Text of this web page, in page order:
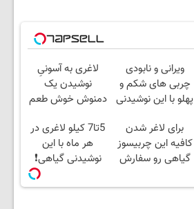
ویرانی و نابودی
چربی های شکم و
پهلو با این نوشیدنی
لاغری به آسونیِ
نوشیدن یک
دمنوش خوش طعم
برای لاغر شدن
کافیه این چربیسوز
گیاهی رو سفارش
امشب)
5تا7 کیلو لاغری در
هر ماه با این
نوشیدنی گیاهی❗
سفارش با نصف
قیمت🔥